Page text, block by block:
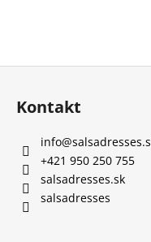
Kontakt
info@
+421 950 250 755
salsadresses.sk
salsadresses